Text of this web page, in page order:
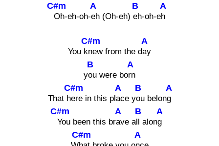
C#m
Oh-eh-oh-
A
eh (Oh-eh)
B
eh-oh-e
A
h
You k
C#m
new from the d
A
ay
y
B
ou were bo
A
rn
That h
C#m
ere in this pl
A
ace y
B
ou belon
A
g
C#m
You been this br
A
ave a
B
ll alon
A
g
C#m A